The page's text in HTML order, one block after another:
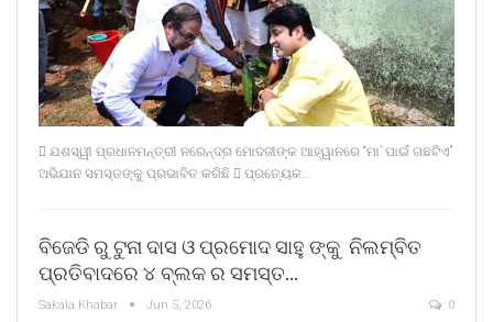
 ଯଶସ୍ୱୀ ପ୍ରଧାନମନ୍ତ୍ରୀ ନରେନ୍ଦ୍ର ମୋଦଜୀଙ୍କ ଆହ୍ୱାନରେ “ମା’ ପାଇଁ ଗଛଟିଏ”
ଅଭିଯାନ ସମସ୍ତଙ୍କୁ ପ୍ରଭାବିତ କରିଛି  ପ୍ରତ୍ୟେକ…
ବିଜେଡି ରୁ ଟୁନା ଦାସ ଓ ପ୍ରମୋଦ ସାହୁ ଙ୍କୁ ନିଲମ୍ବିତ
ପ୍ରତିବାଦରେ ୪ ବ୍ଲକ ର ସମସ୍ତ…
Sakala Khabar Jun 5, 2026 0